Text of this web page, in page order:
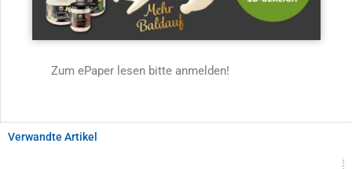
Zum ePaper lesen bitte anmelden!
Verwandte Artikel